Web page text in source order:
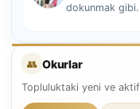
dokunmak
👥 Okurlar
Topluluktaki yeni ve